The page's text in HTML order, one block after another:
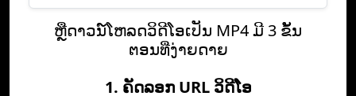
ຫຼື​ດາວ​ນ​໌​ໂຫລດ​ວິ​ດີ​ໂອ​ເປັນ MP4 ມີ 3 ຂັ້ນ​
ຕອນ​ທີ່​ງ່າຍ​ດາຍ​
1. ຄັດລອກ URL ວິດີໂອ